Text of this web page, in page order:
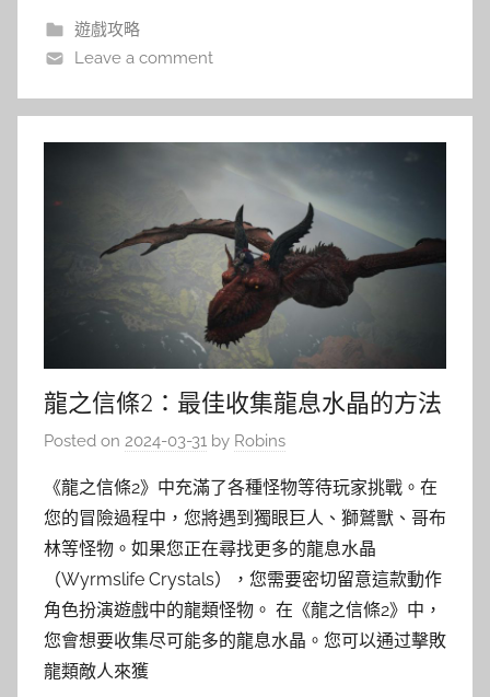
遊戲攻略
Leave a comment
龍之信條2：最佳收集龍息水晶的方法
Posted on 2024-03-31 by Robins
《龍之信條2》中充滿了各種怪物等待玩家挑戰。在
您的冒險過程中，您將遇到獨眼巨人、獅鷲獸、哥布
林等怪物。如果您正在尋找更多的龍息水晶
（Wyrmslife Crystals），您需要密切留意這款動作
角色扮演遊戲中的龍類怪物。 在《龍之信條2》中，
您會想要收集尽可能多的龍息水晶。您可以通过擊敗
龍類敵人來獲